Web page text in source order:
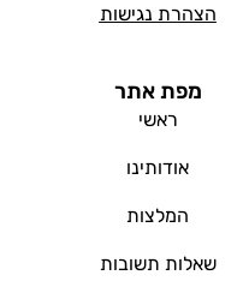
מפת אתר
ראשי
אודותינו
המלצות
שאלות תשובות
הצהרת נגישות